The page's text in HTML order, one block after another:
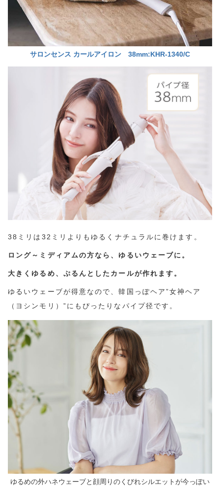
サロンセンス カールアイロン 38mm:KHR-1340/C
38ミリは32ミリよりもゆるくナチュラルに巻けます。
ロング～ミディアムの方なら、ゆるいウェーブに。
大きくゆるめ、ぷるんとしたカールが作れます。
ゆるいウェーブが得意なので、韓国っぽヘア”女神ヘア
（ヨシンモリ）”にもぴったりなパイプ径です。
ゆるめの外ハネウェーブと顔周りのくびれシルエットが今っぽい